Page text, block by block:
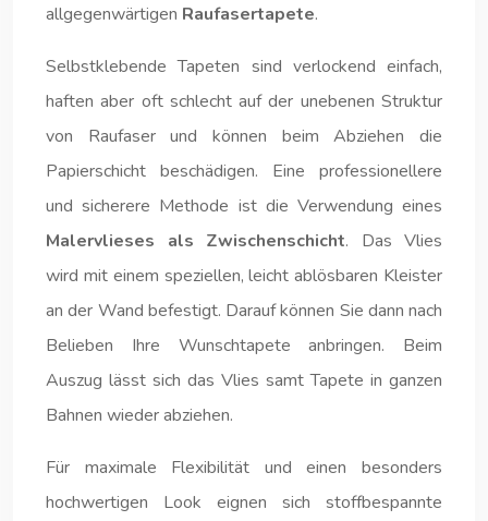
allgegenwärtigen Raufasertapete.
Selbstklebende Tapeten sind verlockend einfach,
haften aber oft schlecht auf der unebenen Struktur
von Raufaser und können beim Abziehen die
Papierschicht beschädigen. Eine professionellere
und sicherere Methode ist die Verwendung eines
Malervlieses als Zwischenschicht. Das Vlies
wird mit einem speziellen, leicht ablösbaren Kleister
an der Wand befestigt. Darauf können Sie dann nach
Belieben Ihre Wunschtapete anbringen. Beim
Auszug lässt sich das Vlies samt Tapete in ganzen
Bahnen wieder abziehen.
Für maximale Flexibilität und einen besonders
hochwertigen Look eignen sich stoffbespannte